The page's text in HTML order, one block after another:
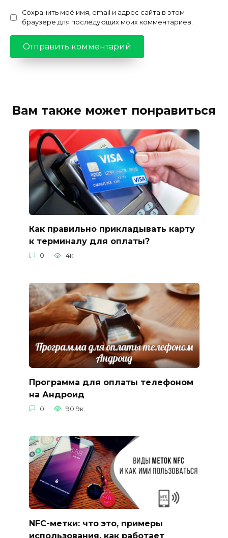
Сохранить моё имя, email и адрес сайта в этом
браузере для последующих моих комментариев.
Вам также может понравиться
Как правильно прикладывать карту
к терминалу для оплаты?
0 4к.
Программа для оплаты телефоном
на Андроид
0 90.9к.
NFC-метки: что это, примеры
использования, как работает